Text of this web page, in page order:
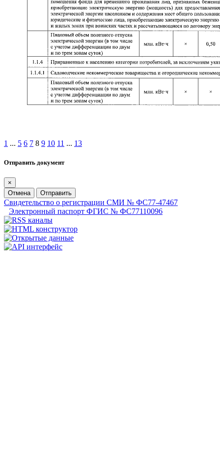
1 ... 5 6 7 8 9 10 11 ... 13
Отправить документ
×
Отмена
Отправить
Свидетельство о регистрации СМИ № ФС77-47467
Электронный паспорт ФГИС № ФС77110096